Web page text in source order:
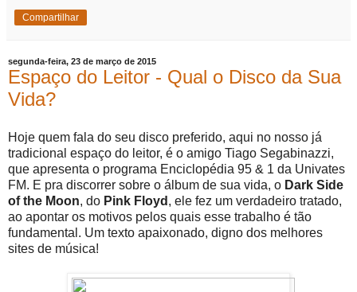
Compartilhar
segunda-feira, 23 de março de 2015
Espaço do Leitor - Qual o Disco da Sua
Vida?
Hoje quem fala do seu disco preferido, aqui no nosso já
tradicional espaço do leitor, é o amigo Tiago Segabinazzi,
que apresenta o programa Enciclopédia 95 & 1 da Univates
FM. E pra discorrer sobre o álbum de sua vida, o Dark Side
of the Moon, do Pink Floyd , ele fez um verdadeiro tratado,
ao apontar os motivos pelos quais esse trabalho é tão
fundamental. Um texto apaixonado, digno dos melhores
sites de música!